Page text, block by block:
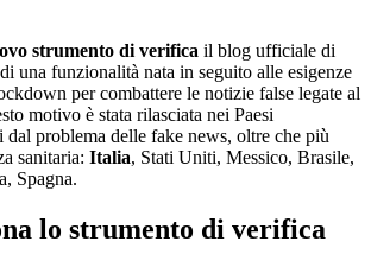
strumento di verifica il blog ufficiale di
una funzionalità nata in seguito alle esigenze
per combattere le notizie false legate al
motivo è stata rilasciata nei Paesi
problema delle fake news, oltre che più
sanitaria: Italia, Stati Uniti, Messico, Brasile,
Spagna.
lo strumento di verifica